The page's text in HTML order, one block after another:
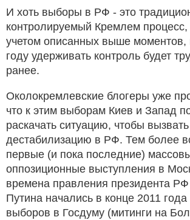
И хоть выборы в РФ - это
контролируемый Кремлем процесс,
учетом описанных выше
году удерживать контроль будет
ранее.
Околокремлевские блогеры уже
что к этим выборам Киев и Запад
раскачать ситуацию, чтобы
дестабилизацию в РФ. Тем более
первые (и пока последние)
оппозиционные выступления в
времена правления президента
Путина начались в конце 2011 года
выборов в Госдуму (митинги на